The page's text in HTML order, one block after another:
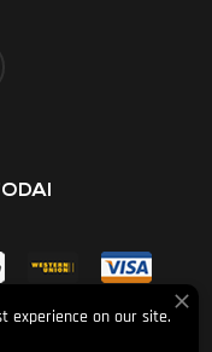
experience on our site.